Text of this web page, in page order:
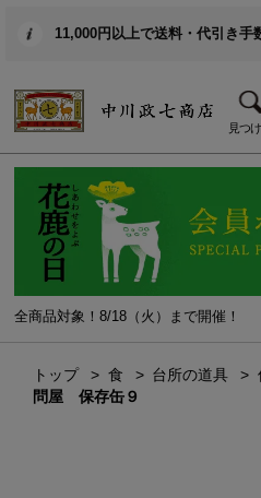
11,000円以上で送料・代引き手
見つ
全商品対象！8/18（火）まで開催！
トップ 食 台所の道具
問屋 保存缶９